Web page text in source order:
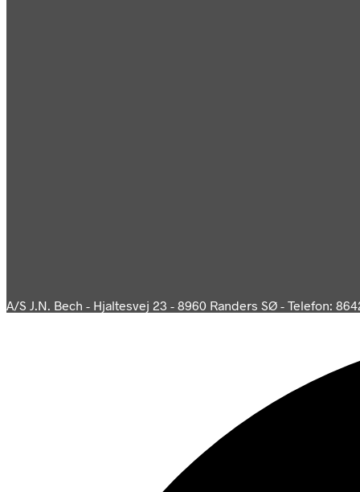
A/S J.N. Bech - Hjaltesvej 23 - 8960 Randers SØ - Telefon: